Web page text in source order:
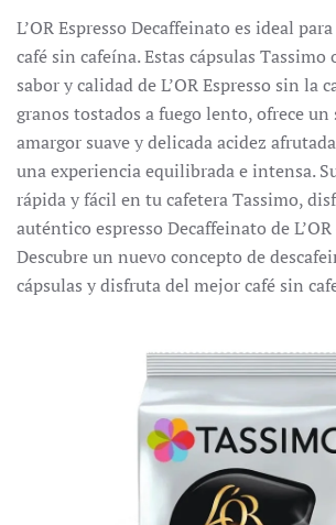
L’OR Espresso Decaffeinato es ideal
café sin cafeína.Estas cápsulas Tassimo
sabor y calidad de L’OR Espresso sin la
granos tostados a fuego lento, ofrece un
amargor suave y delicada acidez
una experiencia equilibrada e intensa.
rápida y fácil en tu cafetera Tassimo,
auténtico espresso Decaffeinato de
Descubre un nuevo concepto de
cápsulas y disfruta del mejor café sin